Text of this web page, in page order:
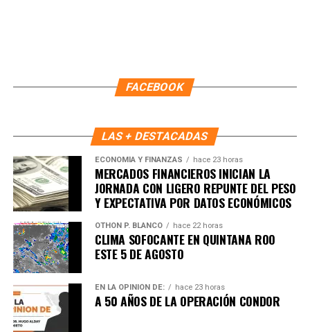
Este esquema de trabajo ha fortalecido la comunicación
más rápidas y una coordinación efectiva que impulsa la
construcción de paz en cada supermanzana. Con ello,
Benito Juárez avanza hacia un modelo de convivencia
basado en la participación activa, el respeto y la
responsabilidad compartida.
Fuente: 5to Poder Agencia de Noticias
FACEBOOK
LAS + DESTACADAS
ECONOMÍA Y FINANZAS hace 23 horas
MERCADOS FINANCIEROS INICIAN LA
JORNADA CON LIGERO REPUNTE DEL PESO
Y EXPECTATIVA POR DATOS ECONÓMICOS
OTHON P. BLANCO hace 22 horas
CLIMA SOFOCANTE EN QUINTANA ROO
ESTE 5 DE AGOSTO
EN LA OPINIÓN DE: hace 23 horas
A 50 AÑOS DE LA OPERACIÓN CONDOR